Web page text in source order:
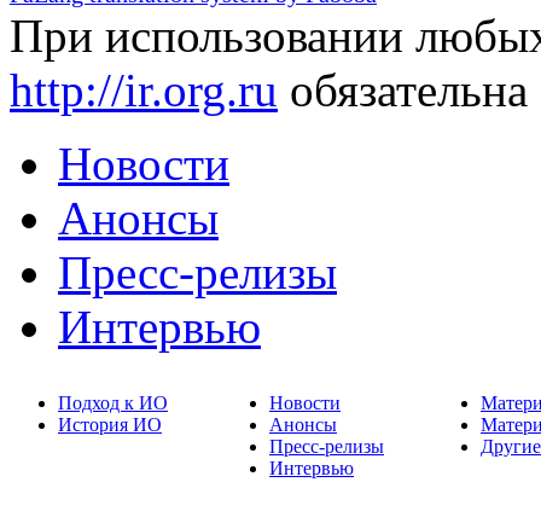
При использовании
http://ir.org.ru обязательна
Новости
Анонсы
Пресс-релизы
Интервью
Подход к ИО
История ИО
Новости
Анонсы
Пресс-релизы
Интервью